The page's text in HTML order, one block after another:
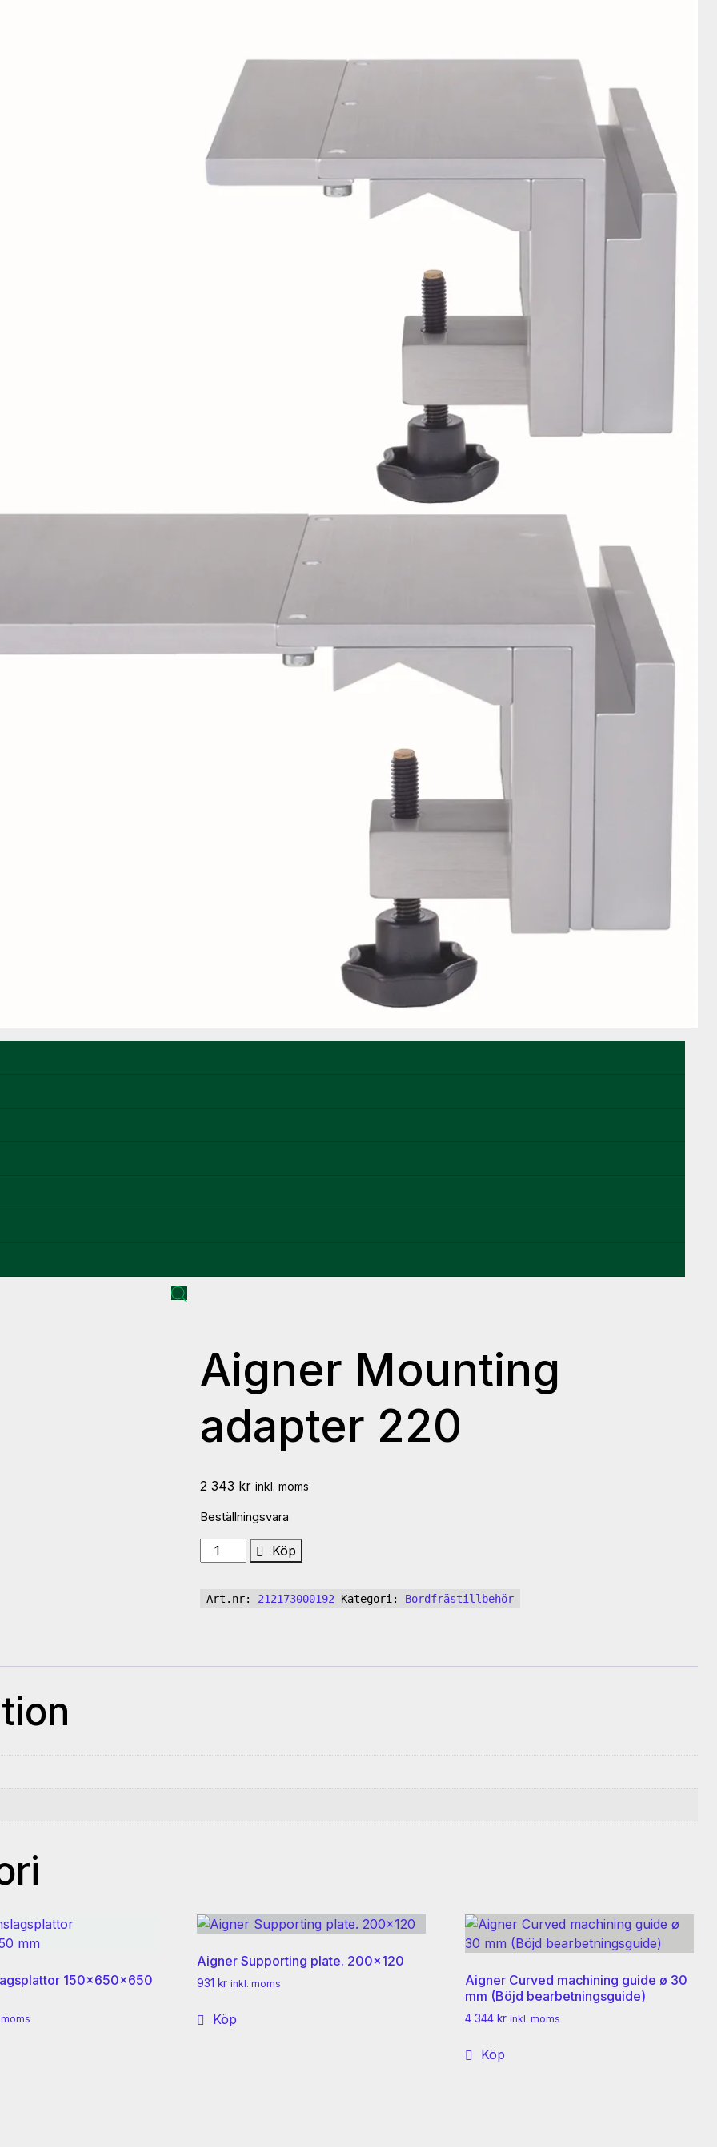
Aigner Mounting
adapter 220
2 343 kr inkl. moms
Beställningsvara
Aigner
Mounting
220
Köp
Art.nr: 212173000192 Kategori: Bordfrästillbehör
150x650x650
Aigner Supporting plate. 200×120
931 kr inkl. moms
Köp
Aigner Curved machining guide ø 30
mm (Böjd bearbetningsguide)
4 344 kr inkl. moms
Köp